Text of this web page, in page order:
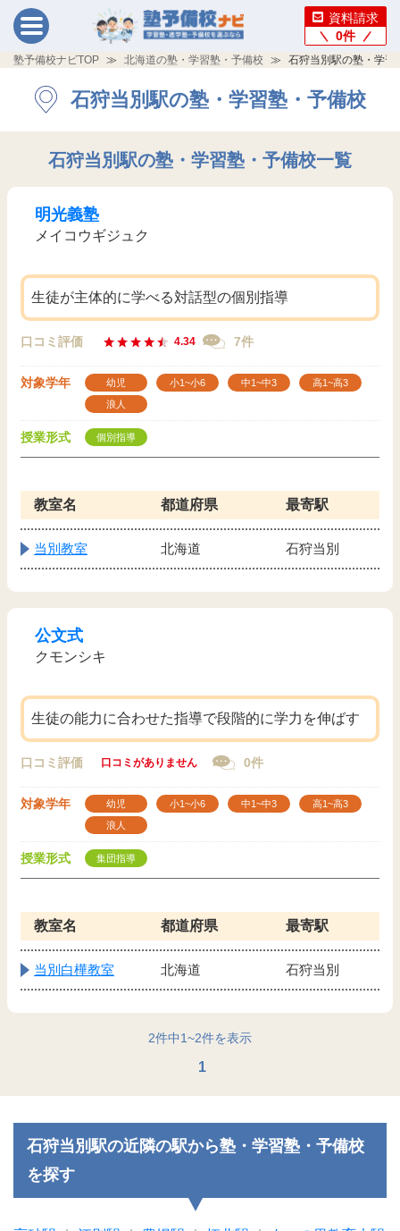
資料請求
0件
塾予備校ナビTOP 北海道の塾・学習塾・予備校 石狩当別駅の塾・学習
石狩当別駅の塾・学習塾・予備校
石狩当別駅の塾・学習塾・予備校一覧
明光義塾
メイコウギジュク
生徒が主体的に学べる対話型の個別指導
口コミ評価 4.34 7件
対象学年 幼児 小1~小6 中1~中3
高1~高3
浪人
授業形式 個別指導
教室名 都道府県 最寄駅
当別教室 北海道 石狩当別
公文式
クモンシキ
生徒の能力に合わせた指導で段階的に学力を伸ばす
口コミ評価 口コミがありません 0件
対象学年 幼児 小1~小6 中1~中3
高1~高3
浪人
授業形式 集団指導
教室名 都道府県 最寄駅
当別白樺教室 北海道 石狩当別
2件中1~2件を表示
1
石狩当別駅の近隣の駅から塾・学習塾・予備校
を探す